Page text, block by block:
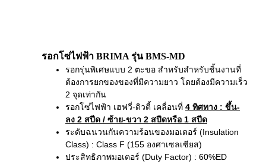
รอกโซ่ไฟฟ้า BRIMA รุ่น BMS-MD
รอกรุ่นพิเศษแบบ 2 ตะขอ สำหรับสำหรับชิ้นงานที่
ต้องการยกของของที่มีความยาว โดยต้องมีความเร็ว
2 จุดเท่ากัน
รอกโซ่ไฟฟ้า เฮฟวี่-ดิวตี้ เคลื่อนที่ 4 ทิศทาง : ขึ้น-
ลง 2 สปีด / ซ้าย-ขวา 2 สปีดหรือ 1 สปีด
ระดับฉนวนกันความร้อนของมอเตอร์ (Insulation
Class) : Class F (155 องศาเซลเซียส)
ประสิทธิภาพมอเตอร์ (Duty Factor) : 60%ED